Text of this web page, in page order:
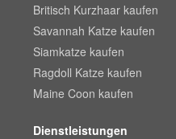
Britisch Kurzhaar kaufen
Savannah Katze kaufen
Siamkatze kaufen
Ragdoll Katze kaufen
Maine Coon kaufen
Dienstleistungen